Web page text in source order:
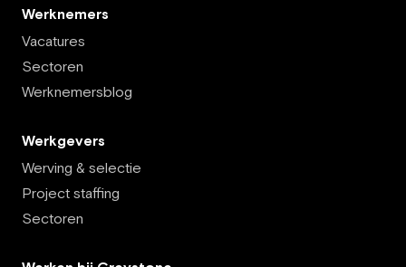
Werknemers
Vacatures
Sectoren
Werknemersblog
Werkgevers
Werving & selectie
Project staffing
Sectoren